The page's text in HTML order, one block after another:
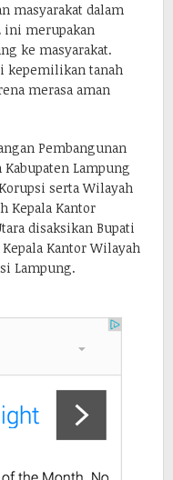
masyarakat dalam
ini merupakan
ke masyarakat.
kepemilikan tanah
merasa aman
Pembangunan
Lampung
serta Wilayah
Kepala Kantor
disaksikan Bupati
Kantor Wilayah
Lampung.